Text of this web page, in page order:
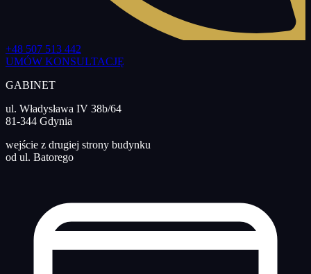
+48 507 513 442
UMÓW KONSULTACJĘ
GABINET
ul. Władysława IV 38b/64
81-344 Gdynia
wejście z drugiej strony budynku
od ul. Batorego